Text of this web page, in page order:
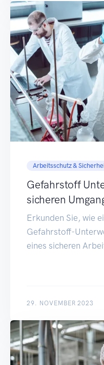
Arbeitsschutz &
Gefahrstoff
sicheren
Erkunden Sie, wie
Gefahrstoff-
eines sicheren
29. NOVEMBER 2023